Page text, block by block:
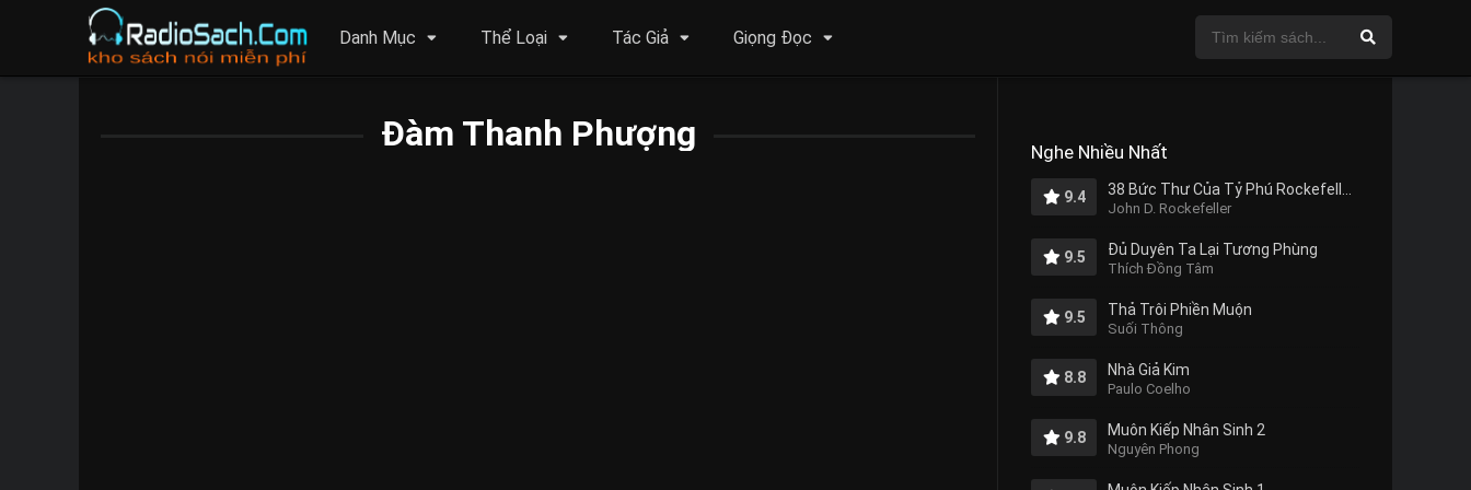
Danh Mục Thể Loại Tác Giả Giọng Đọc
Đàm Thanh Phượng Nghe Nhiều Nhất
9.4
John D. Rockefeller
9.5 Đủ Duyên Ta Lại Tương Phùng
Thích Đồng Tâm
9.5 Thả Trôi Phiền Muộn
Suối Thông
8.8 Nhà Giả Kim
Paulo Coelho
9.8 Muôn Kiếp Nhân Sinh 2
Nguyên Phong